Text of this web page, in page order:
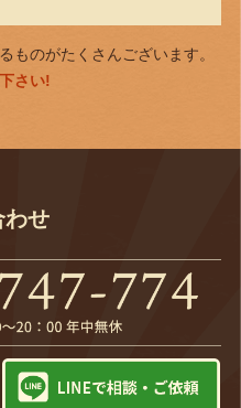
ものがたくさんございます。
さい!
わせ